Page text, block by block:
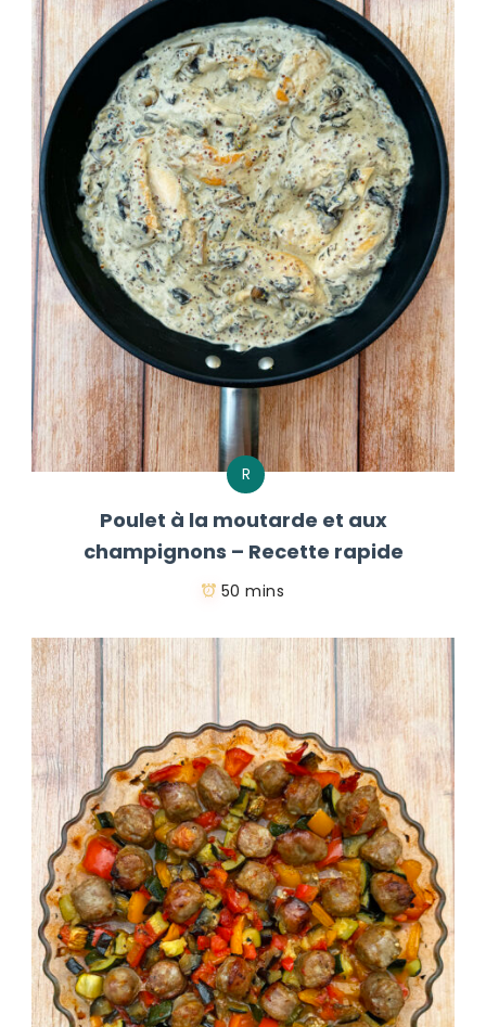
R
Poulet à la moutarde et aux
champignons – Recette rapide
50 mins